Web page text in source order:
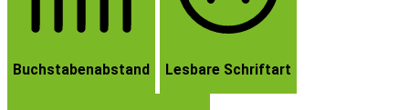
Buchstabenabstand Lesbare Schriftart